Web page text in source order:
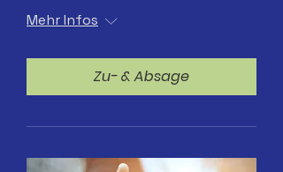
Mehr Infos
Zu- & Absage